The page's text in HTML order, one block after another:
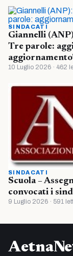
SINDACATI
Giannelli
Tre parole:
10 Luglio 2026 · 462
SINDACATI
Scuola –
convocati i
9 Luglio 2026 · 591